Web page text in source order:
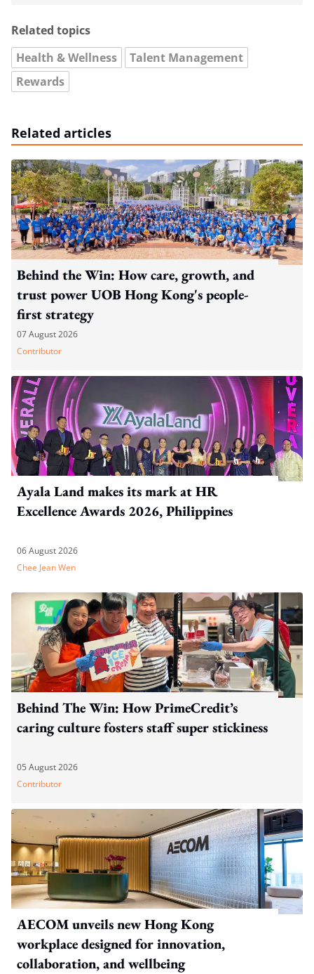
Related topics
Health & Wellness
Talent Management
Rewards
Related articles
Behind the Win: How care, growth, and
trust power UOB Hong Kong's people-
first strategy
07 August 2026
Contributor
Ayala Land makes its mark at HR
Excellence Awards 2026, Philippines
06 August 2026
Chee Jean Wen
Behind The Win: How PrimeCredit’s
caring culture fosters staff super stickiness
05 August 2026
Contributor
AECOM unveils new Hong Kong
workplace designed for innovation,
collaboration, and wellbeing